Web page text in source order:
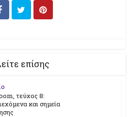
επίσης
τεύχος 8:
και σημεία